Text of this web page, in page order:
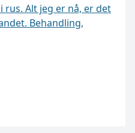
rus. Alt jeg er nå, er det
Behandling,